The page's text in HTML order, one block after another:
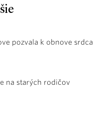
pozvala k obnove srdca
na starých rodičov